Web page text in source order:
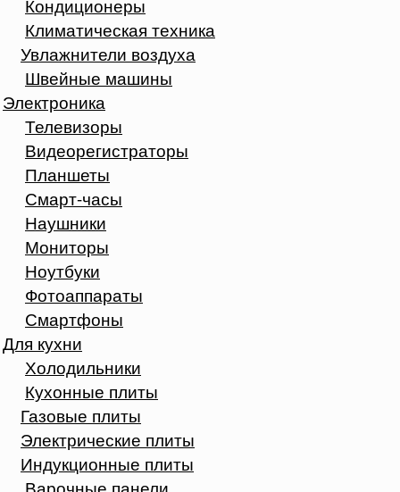
Кондиционеры
Климатическая техника
Увлажнители воздуха
Швейные машины
Электроника
Телевизоры
Видеорегистраторы
Планшеты
Смарт-часы
Наушники
Мониторы
Ноутбуки
Фотоаппараты
Смартфоны
Для кухни
Холодильники
Кухонные плиты
Газовые плиты
Электрические плиты
Индукционные плиты
Варочные панели